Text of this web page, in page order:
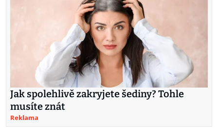
Jak spolehlivě zakryjete šediny? Tohle
musíte znát
Reklama